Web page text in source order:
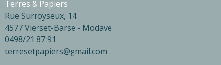
Terres & Papiers
Rue Surroyseux, 14
4577 Vierset-Barse - Modave
0498/21 87 91
terresetpapiers@gmail.com